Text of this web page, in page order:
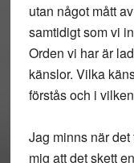
utan något mått
samtidigt som vi
Orden vi har är
känslor. Vilka
förstås och i
Jag minns när
mig att det skett